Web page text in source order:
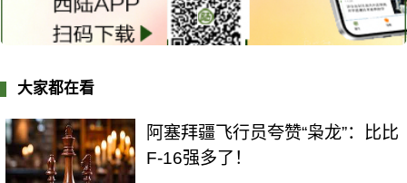
大家都在看
阿塞拜疆飞行员夸赞“枭龙”：比比
F-16强多了！